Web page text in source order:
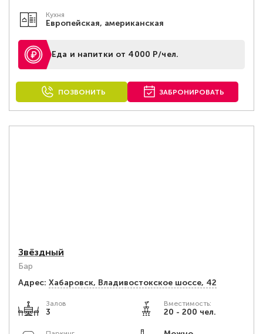
Кухня
Европейская, американская
Еда и напитки от 4000 Р/чел.
ПОЗВОНИТЬ ЗАБРОНИРОВАТЬ
Звёздный
Бар
Адрес: Хабаровск, Владивостокское шоссе, 42
Залов
3
Вместимость:
20 - 200 чел.